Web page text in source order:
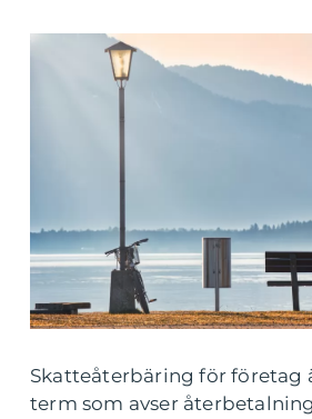
Skatteåterbäring för företag
term som avser